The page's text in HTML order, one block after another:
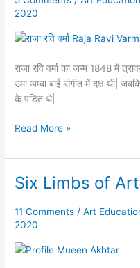
2020
राजा रवि वर्मा का जन्म 1848 में
उमा अम्बा बाई संगीत में दक्ष थी|
के पंडित थे|
Read More »
Six Limbs of Art
11 Comments /Art
2020
Six
of
Art